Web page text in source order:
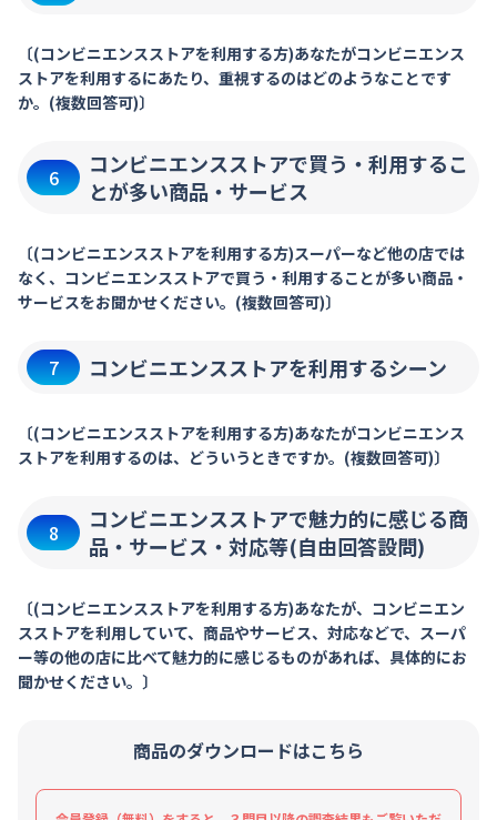
〔(コンビニエンスストアを利用する方)あなたがコンビニエンス
ストアを利用するにあたり、重視するのはどのようなことです
か。(複数回答可)〕
6
コンビニエンスストアで買う・利用するこ
とが多い商品・サービス
〔(コンビニエンスストアを利用する方)スーパーなど他の店では
なく、コンビニエンスストアで買う・利用することが多い商品・
サービスをお聞かせください。(複数回答可)〕
7 コンビニエンスストアを利用するシーン
〔(コンビニエンスストアを利用する方)あなたがコンビニエンス
ストアを利用するのは、どういうときですか。(複数回答可)〕
8
コンビニエンスストアで魅力的に感じる商
品・サービス・対応等(自由回答設問)
〔(コンビニエンスストアを利用する方)あなたが、コンビニエン
スストアを利用していて、商品やサービス、対応などで、スーパ
ー等の他の店に比べて魅力的に感じるものがあれば、具体的にお
聞かせください。〕
商品のダウンロードはこちら